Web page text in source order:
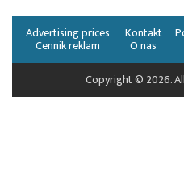
Cennik reklam
Advertising prices Kontakt
O nas
Copyright © 2026.